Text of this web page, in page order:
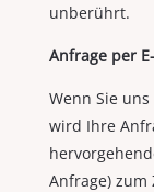
unberührt.
Anfrage per
Wenn Sie
wird Ihre
Anfrage) zum